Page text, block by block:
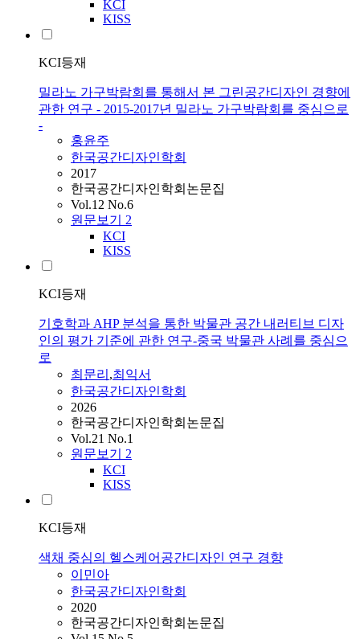
KCI
KISS
KCI등재
밀라노 가구박람회를 통해서 본 그린공간디자인 경향에
관한 연구 - 2015-2017년 밀라노 가구박람회를 중심으로
-
홍윤주
한국공간디자인학회
2017
한국공간디자인학회논문집
Vol.12 No.6
원문보기 2
KCI
KISS
KCI등재
기호학과 AHP 분석을 통한 박물관 공간 내러티브 디자
인의 평가 기준에 관한 연구-중국 박물관 사례를 중심으
로
최문리 ,최익서
한국공간디자인학회
2026
한국공간디자인학회논문집
Vol.21 No.1
원문보기 2
KCI
KISS
KCI등재
색채 중심의 헬스케어공간디자인 연구 경향
이민아
한국공간디자인학회
2020
한국공간디자인학회논문집